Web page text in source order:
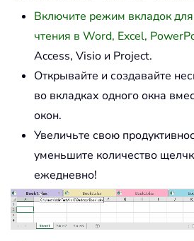
Включите режим вкладок
чтения в Word, Excel,
Access, Visio и Project.
Открывайте и создавайте
во вкладках одного окна
окон.
Увеличьте свою
уменьшите количество
ежедневно!